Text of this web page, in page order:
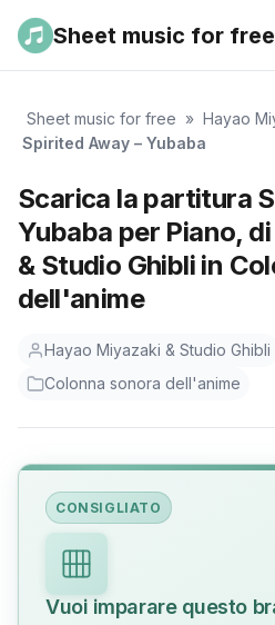
Sheet music for free
Sheet music for free » Hayao
Spirited Away – Yubaba
Scarica la partitura
Yubaba per Piano,
& Studio Ghibli in
dell'anime
Hayao Miyazaki & Studio Ghibli
Colonna sonora dell'anime
CONSIGLIATO
Vuoi imparare questo